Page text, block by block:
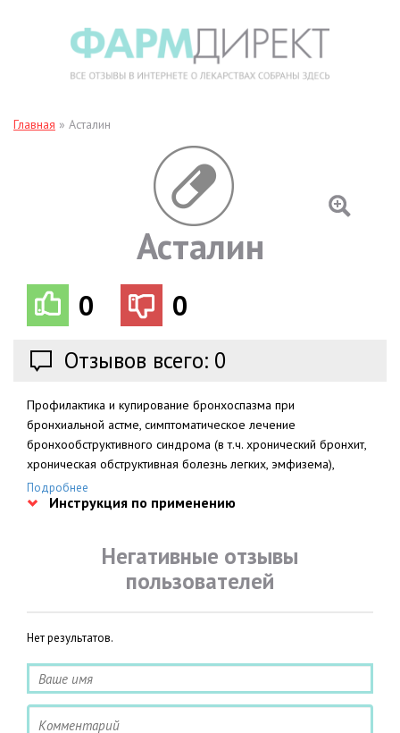
Главная » Асталин
Асталин
0 0
Отзывов всего: 0
Профилактика и купирование бронхоспазма при
бронхиальной астме, симптоматическое лечение
бронхообструктивного синдрома (в т.ч. хронический бронхит,
хроническая обструктивная болезнь легких, эмфизема),
ночная астма (пролонгированные таблетированные формы);
угроза преждевременных родов (на сроках беременности от
Подробнее
Инструкция по применению
Негативные отзывы
пользователей
Нет результатов.